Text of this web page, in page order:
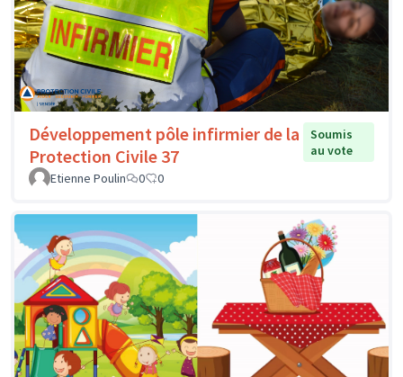
Développement pôle infirmier de la
Protection Civile 37
Soumis
au vote
Etienne Poulin
0 0